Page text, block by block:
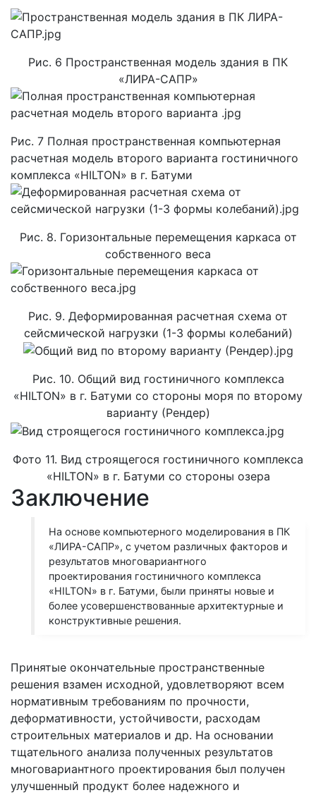
Рис. 6 Пространственная модель здания в ПК
«ЛИРА-САПР»
Рис. 7 Полная пространственная компьютерная
расчетная модель второго варианта гостиничного
комплекса «HILTON» в г. Батуми
Рис. 8. Горизонтальные перемещения каркаса от
собственного веса
Рис. 9. Деформированная расчетная схема от
сейсмической нагрузки (1-3 формы колебаний)
Рис. 10. Общий вид гостиничного комплекса
«HILTON» в г. Батуми со стороны моря по второму
варианту (Рендер)
Фото 11. Вид строящегося гостиничного комплекса
«HILTON» в г. Батуми со стороны озера
Заключение
На основе компьютерного моделирования в ПК
«ЛИРА-САПР», с учетом различных факторов и
результатов многовариантного
проектирования гостиничного комплекса
«HILTON» в г. Батуми, были приняты новые и
более усовершенствованные архитектурные и
конструктивные решения.
Принятые окончательные пространственные
решения взамен исходной, удовлетворяют всем
нормативным требованиям по прочности,
деформативности, устойчивости, расходам
строительных материалов и др. На основании
тщательного анализа полученных результатов
многовариантного проектирования был получен
улучшенный продукт более надежного и